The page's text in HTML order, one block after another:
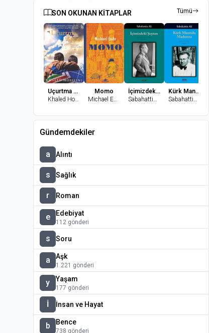
SON OKUNAN KİTAPLAR Tümü
Uçurtma Avcısı
Khaled Hosseini
Momo
Michael Ende
İçimizdeki Şeytan
Sabahattin Ali
Kürk Mantolu Madonna
Sabahattin Ali
Gündemdekiler
a Alıntı
s Sağlık
r Roman
e Edebiyat
112 gönderi
s Soru
a Aşk
1.221 gönderi
y Yaşam
177 gönderi
İ İnsan ve Hayat
b Bence
738 gönderi